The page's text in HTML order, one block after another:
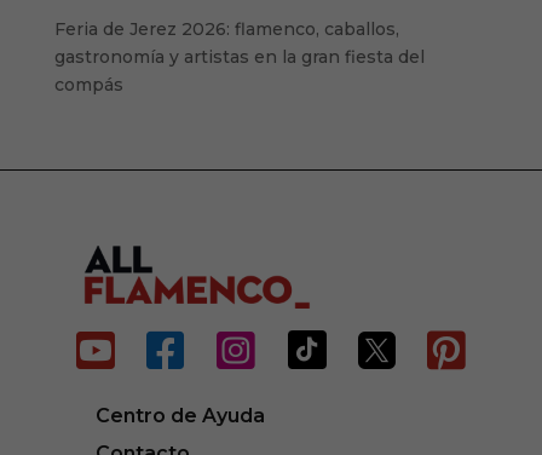
Feria de Jerez 2026: flamenco, caballos,
gastronomía y artistas en la gran fiesta del
compás
     
Centro de Ayuda